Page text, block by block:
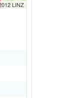
LINZ